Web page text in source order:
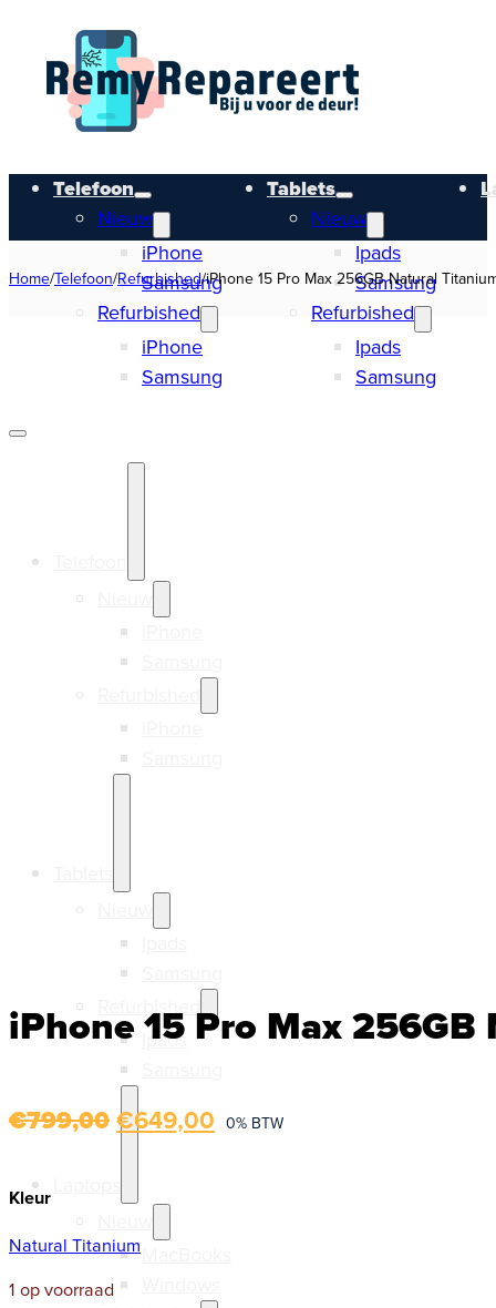
Telefoon
Nieuw
iPhone
Samsung
Refurbished
iPhone
Samsung
Tablets
Nieuw
Ipads
Samsung
Refurbished
Ipads
Samsung
Refurbished
Ipads
Home/Telefoon/Refurbished/iPhone 15 Pro Max 256GB Natural
iPhone 15 Pro Max
€799,00Oorspronkelijke
was:
€799,00.
€649,00 Huidige
0% BTW
Kleur
Natural Titanium
1 op voorraad